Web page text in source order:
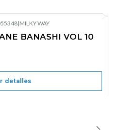
|MILKY WAY
BANASHI VOL 10
detalles